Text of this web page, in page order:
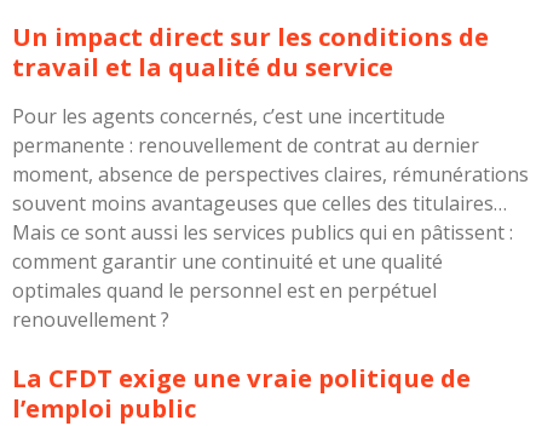
Un impact direct sur les conditions de
travail et la qualité du service
Pour les agents concernés, c’est une incertitude
permanente : renouvellement de contrat au dernier
moment, absence de perspectives claires, rémunérations
souvent moins avantageuses que celles des titulaires…
Mais ce sont aussi les services publics qui en pâtissent :
comment garantir une continuité et une qualité
optimales quand le personnel est en perpétuel
renouvellement ?
La CFDT exige une vraie politique de
l’emploi public